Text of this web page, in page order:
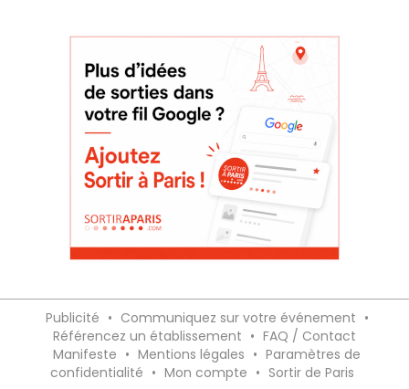
Publicité • Communiquez sur votre événement •
Référencez un établissement • FAQ / Contact
Manifeste • Mentions légales • Paramètres de
confidentialité • Mon compte • Sortir de Paris